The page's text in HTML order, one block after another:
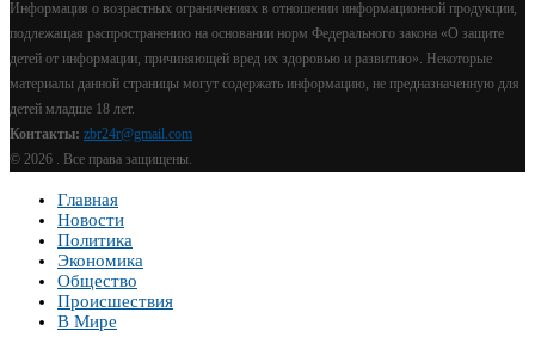
Информация о возрастных ограничениях в отношении информационной продукции,
подлежащая распространению на основании норм Федерального закона «О защите
детей от информации, причиняющей вред их здоровью и развитию». Некоторые
материалы данной страницы могут содержать информацию, не предназначенную для
детей младше 18 лет.
Контакты: zbr24r@gmail.com
© 2026 . Все права защищены.
Главная
Новости
Политика
Экономика
Общество
Происшествия
В Мире